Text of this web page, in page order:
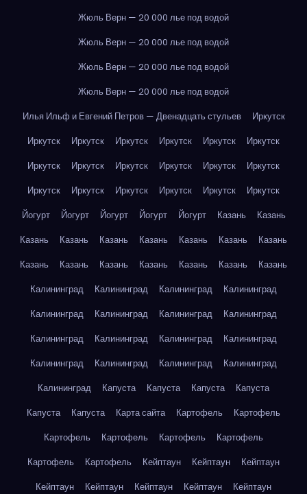
Жюль Верн — 20 000 лье под водой
Жюль Верн — 20 000 лье под водой
Жюль Верн — 20 000 лье под водой
Жюль Верн — 20 000 лье под водой
Илья Ильф и Евгений Петров — Двенадцать стульев
Иркутск
Иркутск
Иркутск Иркутск Иркутск Иркутск
Иркутск
Иркутск
Иркутск Иркутск Иркутск Иркутск
Иркутск
Иркутск
Иркутск Иркутск Иркутск Иркутск
Иркутск
Йогурт
Йогурт Йогурт Йогурт Йогурт Казань
Казань
Казань
Казань Казань Казань Казань Казань
Казань
Казань
Казань Казань Казань Казань Казань
Казань
Калининград
Калининград Калининград
Калининград
Калининград
Калининград Калининград
Калининград
Калининград
Калининград Калининград
Калининград
Калининград
Калининград Калининград
Калининград
Калининград
Капуста Капуста Капуста
Капуста
Капуста
Капуста Карта сайта Картофель
Картофель
Картофель
Картофель Картофель
Картофель
Картофель
Картофель Кейптаун Кейптаун
Кейптаун
Кейптаун
Кейптаун Кейптаун Кейптаун
Кейптаун